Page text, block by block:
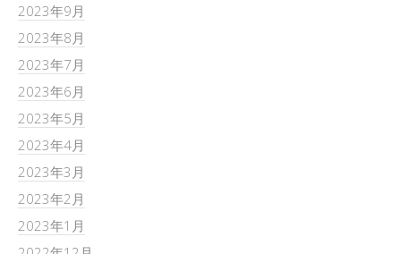
2023年9月
2023年8月
2023年7月
2023年6月
2023年5月
2023年4月
2023年3月
2023年2月
2023年1月